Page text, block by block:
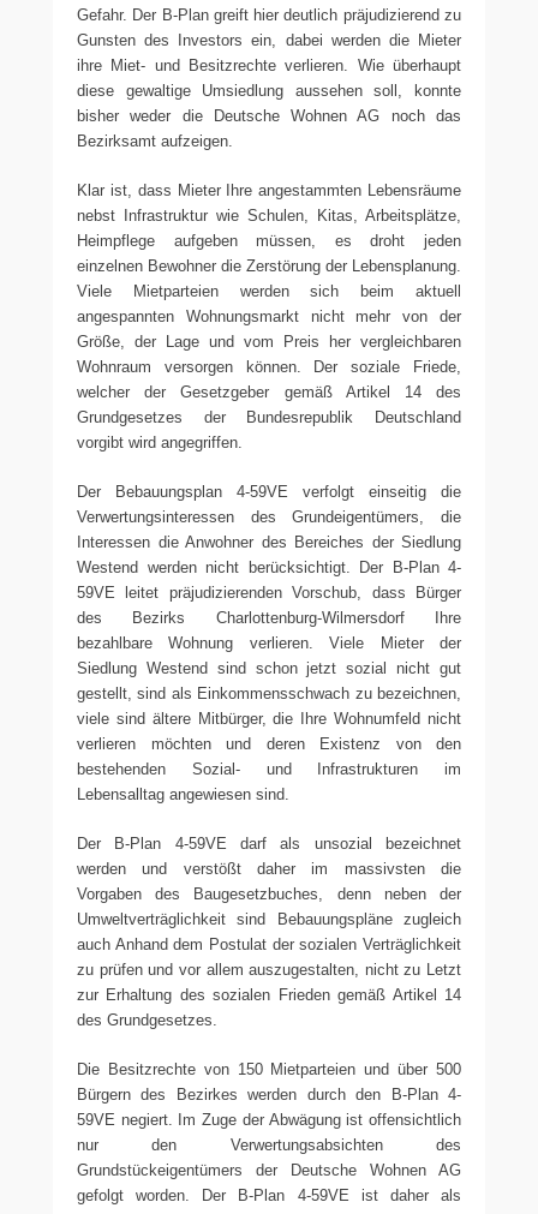
Gefahr. Der B-Plan greift hier deutlich präjudizierend zu
Gunsten des Investors ein, dabei werden die Mieter
ihre Miet- und Besitzrechte verlieren. Wie überhaupt
diese gewaltige Umsiedlung aussehen soll, konnte
bisher weder die Deutsche Wohnen AG noch das
Bezirksamt aufzeigen.
Klar ist, dass Mieter Ihre angestammten Lebensräume
nebst Infrastruktur wie Schulen, Kitas, Arbeitsplätze,
Heimpflege aufgeben müssen, es droht jeden
einzelnen Bewohner die Zerstörung der Lebensplanung.
Viele Mietparteien werden sich beim aktuell
angespannten Wohnungsmarkt nicht mehr von der
Größe, der Lage und vom Preis her vergleichbaren
Wohnraum versorgen können. Der soziale Friede,
welcher der Gesetzgeber gemäß Artikel 14 des
Grundgesetzes der Bundesrepublik Deutschland
vorgibt wird angegriffen.
Der Bebauungsplan 4-59VE verfolgt einseitig die
Verwertungsinteressen des Grundeigentümers, die
Interessen die Anwohner des Bereiches der Siedlung
Westend werden nicht berücksichtigt. Der B-Plan 4-
59VE leitet präjudizierenden Vorschub, dass Bürger
des Bezirks Charlottenburg-Wilmersdorf Ihre
bezahlbare Wohnung verlieren. Viele Mieter der
Siedlung Westend sind schon jetzt sozial nicht gut
gestellt, sind als Einkommensschwach zu bezeichnen,
viele sind ältere Mitbürger, die Ihre Wohnumfeld nicht
verlieren möchten und deren Existenz von den
bestehenden Sozial- und Infrastrukturen im
Lebensalltag angewiesen sind.
Der B-Plan 4-59VE darf als unsozial bezeichnet
werden und verstößt daher im massivsten die
Vorgaben des Baugesetzbuches, denn neben der
Umweltverträglichkeit sind Bebauungspläne zugleich
auch Anhand dem Postulat der sozialen Verträglichkeit
zu prüfen und vor allem auszugestalten, nicht zu Letzt
zur Erhaltung des sozialen Frieden gemäß Artikel 14
des Grundgesetzes.
Die Besitzrechte von 150 Mietparteien und über 500
Bürgern des Bezirkes werden durch den B-Plan 4-
59VE negiert. Im Zuge der Abwägung ist offensichtlich
nur den Verwertungsabsichten des
Grundstückeigentümers der Deutsche Wohnen AG
gefolgt worden. Der B-Plan 4-59VE ist daher als